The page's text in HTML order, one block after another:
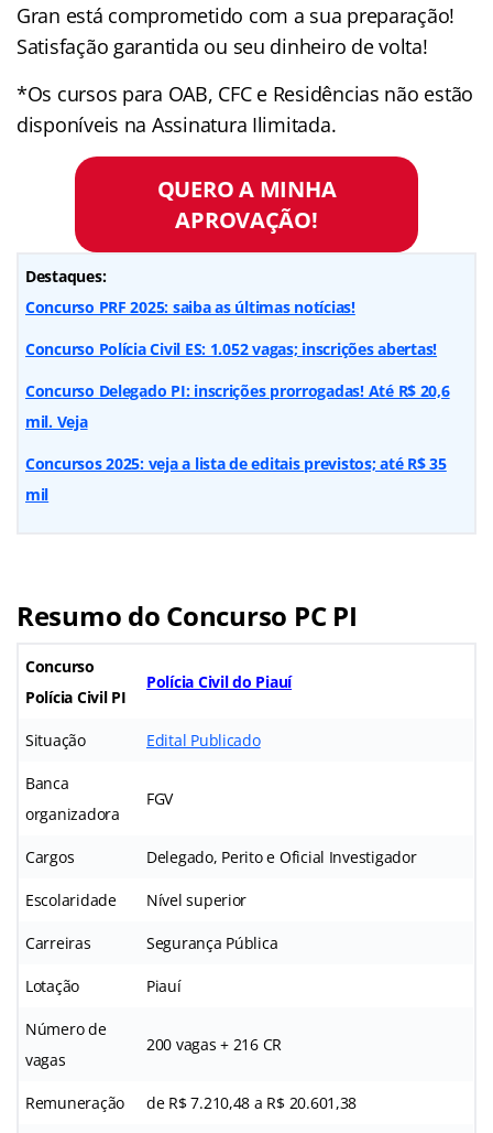
Gran está comprometido com a sua preparação!
Satisfação garantida ou seu dinheiro de volta!
*Os cursos para OAB, CFC e Residências não estão
disponíveis na Assinatura Ilimitada.
QUERO A MINHA
APROVAÇÃO!
Destaques:
Concurso PRF 2025: saiba as últimas notícias!
Concurso Polícia Civil ES: 1.052 vagas; inscrições abertas!
Concurso Delegado PI: inscrições prorrogadas! Até R$ 20,6
mil. Veja
Concursos 2025: veja a lista de editais previstos; até R$ 35
mil
Resumo do Concurso PC PI
Concurso
Polícia Civil PI
Polícia Civil do Piauí
Situação Edital Publicado
Banca
organizadora
FGV
Cargos Delegado, Perito e Oficial Investigador
Escolaridade Nível superior
Carreiras Segurança Pública
Lotação Piauí
Número de
vagas
200 vagas + 216 CR
Remuneração de R$ 7.210,48 a R$ 20.601,38